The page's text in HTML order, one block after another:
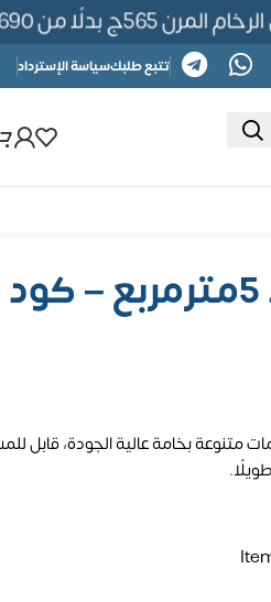
بدلًا من 690ج لفترة محدوده
تتبع طلبكسياسة الإسترداد
رول ورق حائط 5مترمربع – كود
متنوعة بخامة عالية الجودة، قابل